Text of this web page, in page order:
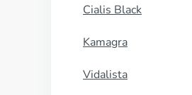
Cialis Black
Kamagra
Vidalista